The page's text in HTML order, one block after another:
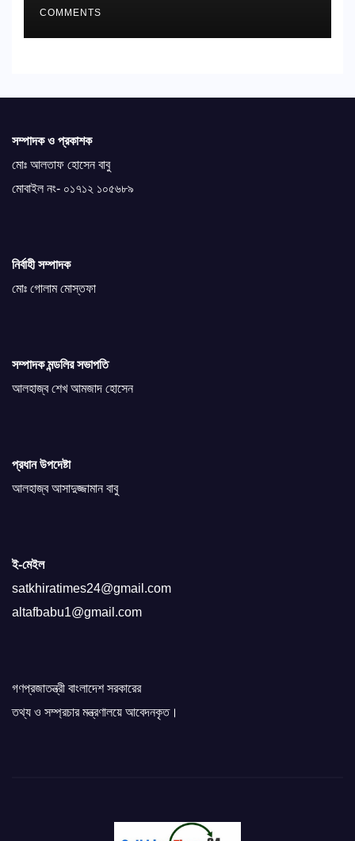
COMMENTS
সম্পাদক ও প্রকাশক
মোঃ আলতাফ হোসেন বাবু
মোবাইল নং- ০১৭১২ ১০৫৬৮৯
নির্বাহী সম্পাদক
মোঃ গোলাম মোস্তফা
সম্পাদক মন্ডলির সভাপতি
আলহাজ্ব শেখ আমজাদ হোসেন
প্রধান উপদেষ্টা
আলহাজ্ব আসাদুজ্জামান বাবু
ই-মেইল
satkhiratimes24@gmail.com
altafbabu1@gmail.com
গণপ্রজাতন্ত্রী বাংলাদেশ সরকারের
তথ্য ও সম্প্রচার মন্ত্রণালয়ে আবেদনকৃত।